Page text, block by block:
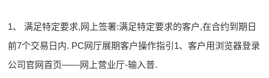
1、 满足特定要求,网上签署:满足特定要求的客户,在合约到期日
前7个交易日内. PC网厅展期客户操作指引1、客户用浏览器登录
公司官网首页——网上营业厅-输入普.